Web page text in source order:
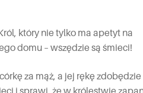
który nie tylko ma apetyt na
domu – wszędzie są śmieci!
za mąż, a jej rękę zdobędzie
i sprawi, że w królestwie